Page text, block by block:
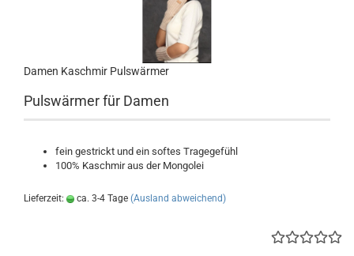
Damen Kaschmir Pulswärmer
Pulswärmer für Damen
fein gestrickt und ein softes Tragegefühl
100% Kaschmir aus der Mongolei
Lieferzeit: ca. 3-4 Tage (Ausland abweichend)